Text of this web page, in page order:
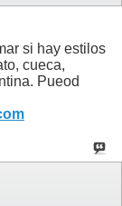
si hay estilos
cueca,
Pueod